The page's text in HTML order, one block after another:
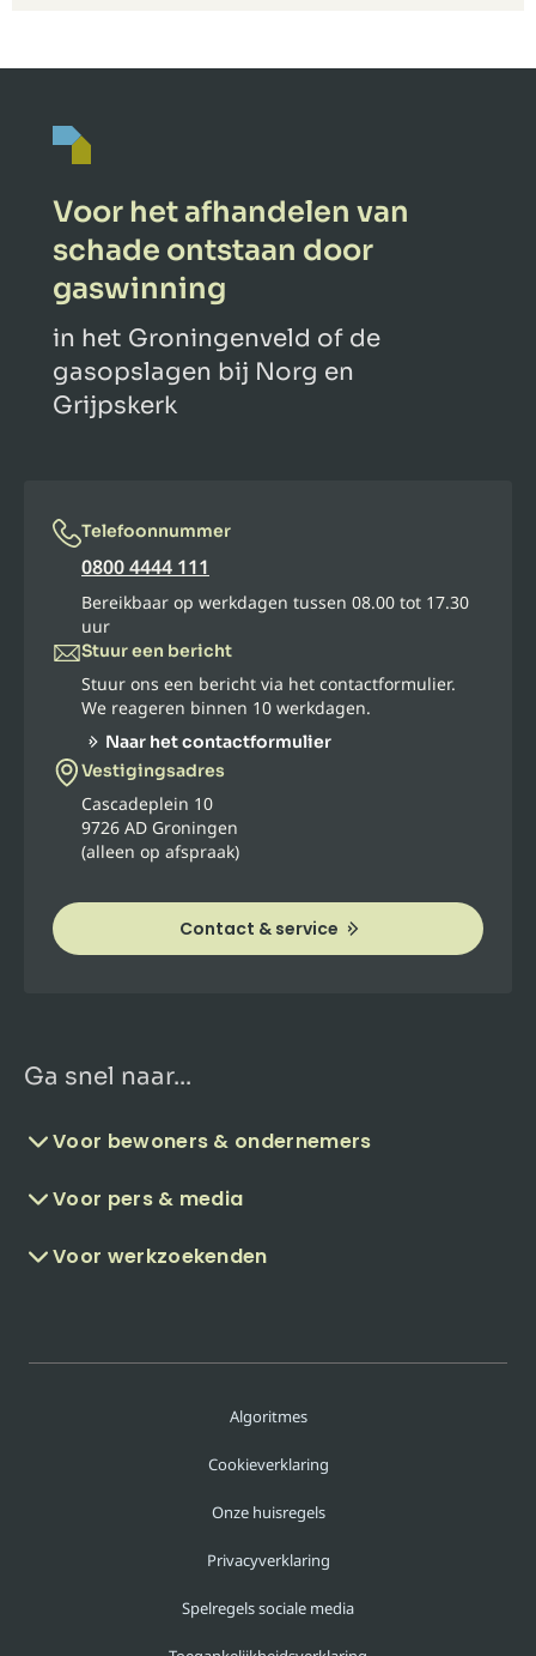
Voor het afhandelen van
schade ontstaan door
gaswinning
in het Groningenveld of de
gasopslagen bij Norg en
Grijpskerk
Telefoonnummer
0800 4444 111
Bereikbaar op werkdagen tussen 08.00 tot 17.30
uur
Stuur een bericht
Stuur ons een bericht via het contactformulier.
We reageren binnen 10 werkdagen.
Naar het contactformulier
Vestigingsadres
Cascadeplein 10
9726 AD Groningen
(alleen op afspraak)
Contact & service
Ga snel naar...
Voor bewoners & ondernemers
Voor pers & media
Voor werkzoekenden
Algoritmes
Cookieverklaring
Onze huisregels
Privacyverklaring
Spelregels sociale media